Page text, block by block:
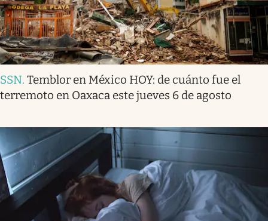
SSN. Temblor en México HOY: de cuánto fue el
terremoto en Oaxaca este jueves 6 de agosto